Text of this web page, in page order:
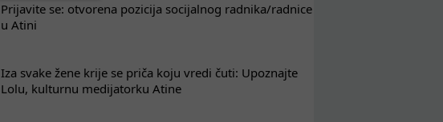
Prijavite se: otvorena pozicija socijalnog radnika/radnice
u Atini
Iza svake žene krije se priča koju vredi čuti: Upoznajte
Lolu, kulturnu medijatorku Atine